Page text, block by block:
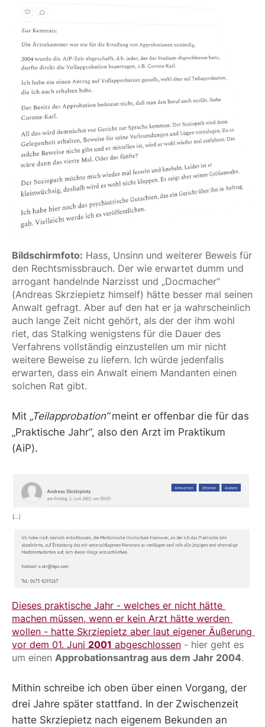
Bildschirmfoto: Hass, Unsinn und weiterer Beweis für
den Rechtsmissbrauch. Der wie erwartet dumm und
arrogant handelnde Narzisst und „Docmacher“
(Andreas Skrziepietz himself) hätte besser mal seinen
Anwalt gefragt. Aber auf den hat er ja wahrscheinlich
auch lange Zeit nicht gehört, als der der ihm wohl
riet, das Stalking wenigstens für die Dauer des
Verfahrens vollständig einzustellen um mir nicht
weitere Beweise zu liefern. Ich würde jedenfalls
erwarten, dass ein Anwalt einem Mandanten einen
solchen Rat gibt.
Mit „Teilapprobation“meint er offenbar die für das
„Praktische Jahr“, also den Arzt im Praktikum
(AiP).
Dieses praktische Jahr - welches er nicht hätte
machen müssen, wenn er kein Arzt hätte werden
wollen - hatte Skrziepietz aber laut eigener Äußerung
vor dem 01. Juni 2001 abgeschlossen - hier geht es
um einen Approbationsantrag aus dem Jahr 2004.
Mithin schreibe ich oben über einen Vorgang, der
drei Jahre später stattfand. In der Zwischenzeit
hatte Skrziepietz nach eigenem Bekunden an